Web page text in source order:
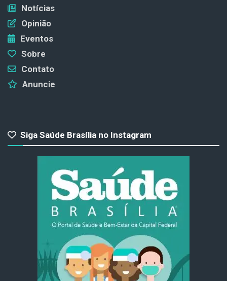
Notícias
Opinião
Eventos
Sobre
Contato
Anuncie
Siga Saúde Brasília no Instagram